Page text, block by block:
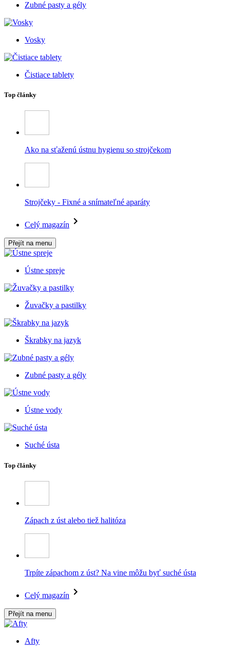
Zubné pasty a gély
Vosky
Čistiace tablety
Top články
Ako na sťaženú ústnu hygienu so strojčekom
Strojčeky - Fixné a snímateľné aparáty
Celý magazín
Přejít na menu
Ústne spreje
Žuvačky a pastilky
Škrabky na jazyk
Zubné pasty a gély
Ústne vody
Suché ústa
Top články
Zápach z úst alebo tiež halitóza
Trpíte zápachom z úst? Na vine môžu byť suché ústa
Celý magazín
Přejít na menu
Afty